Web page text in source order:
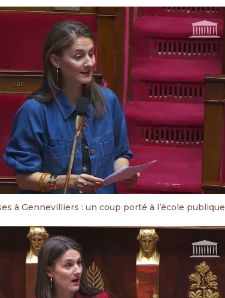
à Gennevilliers : un coup porté à l’école publique